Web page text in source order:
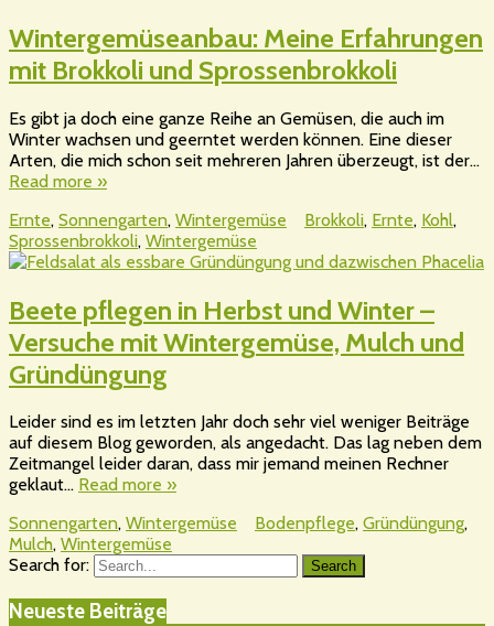
Wintergemüseanbau: Meine Erfahrungen
mit Brokkoli und Sprossenbrokkoli
Es gibt ja doch eine ganze Reihe an Gemüsen, die auch im
Winter wachsen und geerntet werden können. Eine dieser
Arten, die mich schon seit mehreren Jahren überzeugt, ist der…
Read more »
Ernte, Sonnengarten, Wintergemüse Brokkoli, Ernte, Kohl,
Sprossenbrokkoli, Wintergemüse
Beete pflegen in Herbst und Winter –
Versuche mit Wintergemüse, Mulch und
Gründüngung
Leider sind es im letzten Jahr doch sehr viel weniger Beiträge
auf diesem Blog geworden, als angedacht. Das lag neben dem
Zeitmangel leider daran, dass mir jemand meinen Rechner
geklaut… Read more »
Sonnengarten, Wintergemüse Bodenpflege, Gründüngung,
Mulch, Wintergemüse
Search for:
Search
Neueste Beiträge